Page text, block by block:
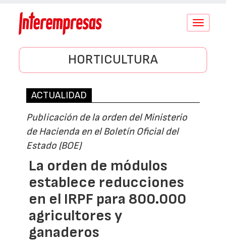
Conmutar
HORTICULTURA
ACTUALIDAD
Publicación de la orden del Ministerio
de Hacienda en el Boletín Oficial del
Estado (BOE)
La orden de módulos
establece reducciones
en el IRPF para 800.000
agricultores y
ganaderos